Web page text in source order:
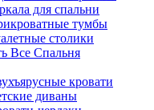
для спальни
тумбы
столики
Все Спальня
кровати
диваны